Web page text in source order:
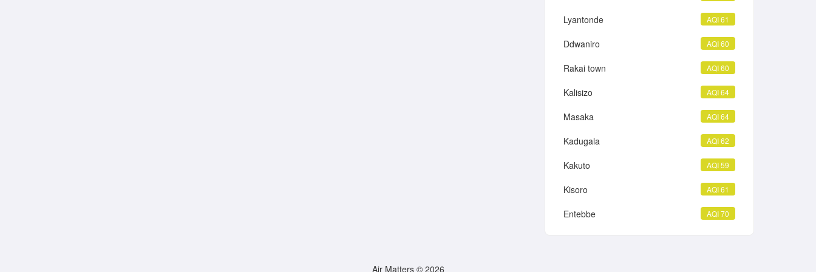
Lyantonde AQI 61
Ddwaniro AQI 60
Rakai town AQI 60
Kalisizo AQI 64
Masaka AQI 64
Kadugala AQI 62
Kakuto AQI 59
Kisoro AQI 61
Entebbe AQI 70
Air Matters © 2026